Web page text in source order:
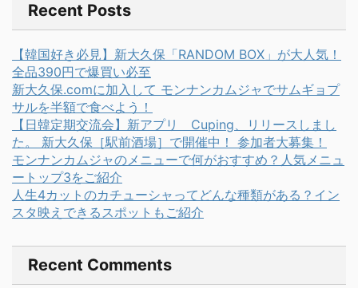
Recent Posts
【韓国好き必見】新大久保「RANDOM BOX」が大人気！
全品390円で爆買い必至
新大久保.comに加入して モンナンカムジャでサムギョプ
サルを半額で食べよう！
【日韓定期交流会】新アプリ Cuping、リリースしまし
た。 新大久保［駅前酒場］で開催中！ 参加者大募集！
モンナンカムジャのメニューで何がおすすめ？人気メニュ
ートップ3をご紹介
人生4カットのカチューシャってどんな種類がある？イン
スタ映えできるスポットもご紹介
Recent Comments